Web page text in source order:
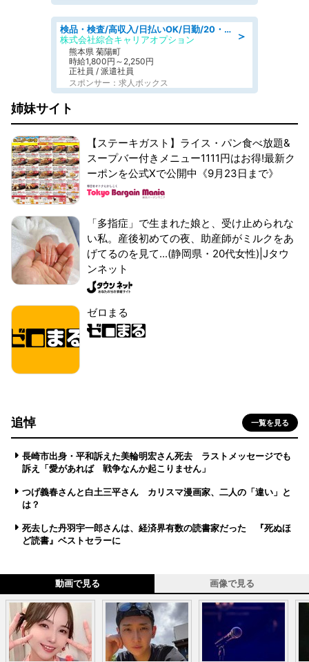
＞
検品・検査/高収入/日払いOK/日勤/20・30・40代活躍中/製造 工場
株式会社綜合キャリアオプション
熊本県 菊陽町
時給1,800円～2,250円
正社員 / 派遣社員
スポンサー：求人ボックス
姉妹サイト
【ステーキガスト】ライス・パン食べ放題&
スープバー付きメニュー1111円はお得!最新ク
ーポンを公式Xで公開中《9月23日まで》
「多指症」で生まれた娘と、受け止められな
い私。産後初めての夜、助産師がミルクをあ
げてるのを見て...(静岡県・20代女性)|Jタウ
ンネット
ゼロまる
追悼 一覧を見る
長崎市出身・平和訴えた美輪明宏さん死去 ラストメッセージでも
訴え「愛があれば 戦争なんか起こりません」
つげ義春さんと白土三平さん カリスマ漫画家、二人の「違い」と
は？
死去した丹羽宇一郎さんは、経済界有数の読書家だった 『死ぬほ
ど読書』ベストセラーに
動画で見る 画像で見る